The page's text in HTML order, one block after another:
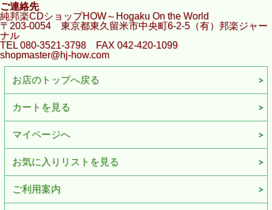
ご連絡先
純邦楽CDショップHOW～Hogaku On the World
〒203-0054 東京都東久留米市中央町6-2-5（有）邦楽ジャー
ナル
TEL 080-3521-3798 FAX 042-420-1099
shopmaster@hj-how.com
お店のトップへ戻る
カートを見る
マイページへ
お気に入りリストを見る
ご利用案内